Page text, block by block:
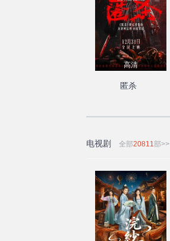
高清
匿杀
电视剧 全部20811部>>